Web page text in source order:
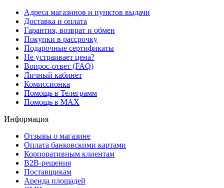
Адреса магазинов и пунктов выдачи
Доставка и оплата
Гарантия, возврат и обмен
Покупки в рассрочку
Подарочные сертификаты
Не устраивает цена?
Вопрос-ответ (FAQ)
Личный кабинет
Комиссионка
Помощь в Телеграмм
Помощь в MAX
Информация
Отзывы о магазине
Оплата банковскими картами
Корпоративным клиентам
B2B-решения
Поставщикам
Аренда площадей